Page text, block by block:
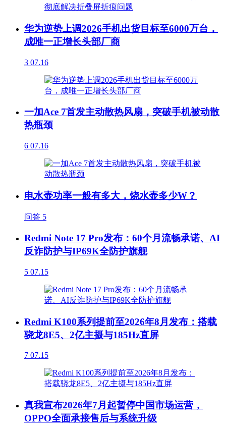
华为逆势上调2026手机出货目标至6000万台，
成唯一正增长头部厂商
3 07.16
一加Ace 7首发主动散热风扇，突破手机被动散
热瓶颈
6 07.16
电水壶功率一般有多大，烧水壶多少W？
问答 5
Redmi Note 17 Pro发布：60个月流畅承诺、AI
反诈防护与IP69K全防护旗舰
5 07.15
Redmi K100系列提前至2026年8月发布：搭载
骁龙8E5、2亿主摄与185Hz直屏
7 07.15
真我宣布2026年7月起暂停中国市场运营，
OPPO全面承接售后与系统升级